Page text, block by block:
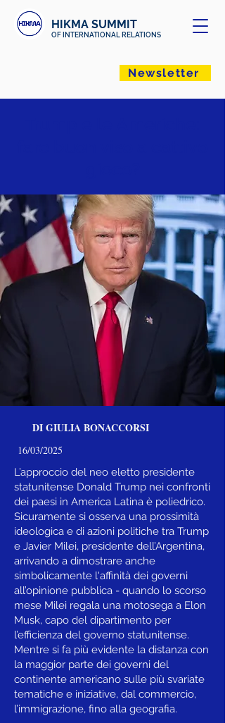
HIKMA SUMMIT
OF INTERNATIONAL RELATIONS
Newsletter
DI GIULIA BONACCORSI
16/03/2025
L’approccio del neo eletto presidente
statunitense Donald Trump nei confronti
dei paesi in America Latina è poliedrico.
Sicuramente si osserva una prossimità
ideologica e di azioni politiche tra Trump
e Javier Milei, presidente dell’Argentina,
arrivando a dimostrare anche
simbolicamente l'affinità dei governi
all’opinione pubblica - quando lo scorso
mese Milei regala una motosega a Elon
Musk, capo del dipartimento per
l’efficienza del governo statunitense.
Mentre si fa più evidente la distanza con
la maggior parte dei governi del
continente americano sulle più svariate
tematiche e iniziative, dal commercio,
l’immigrazione, fino alla geografia.